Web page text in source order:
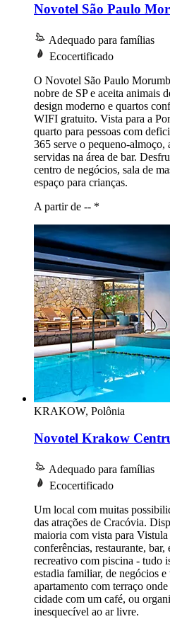
Novotel São Paulo
Adequado para famílias
Ecocertificado
O Novotel São Paulo
nobre de SP e aceita animais
design moderno e quartos
WIFI gratuito. Vista para a
quarto para pessoas com
365 serve o pequeno-almoço,
servidas na área de bar.
centro de negócios, sala de
espaço para crianças.
A partir de -- *
KRAKOW, Polônia
Novotel Krakow
Adequado para famílias
Ecocertificado
Um local com muitas
das atrações de Cracóvia.
maioria com vista para
conferências, restaurante,
recreativo com piscina - tudo
estadia familiar, de negócios
apartamento com terraço
cidade com um café, ou
inesquecível ao ar livre.